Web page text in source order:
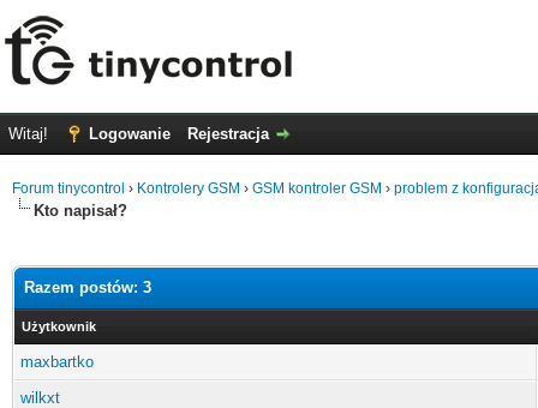
Witaj! Logowanie Rejestracja
Forum tinycontrol › Kontrolery GSM › GSM kontroler GSM › problem z
Kto napisał?
Razem postów: 3
Użytkownik
maxbartko
wilkxt